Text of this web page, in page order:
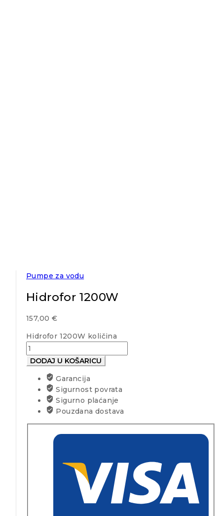
Pumpe za vodu
Hidrofor 1200W
157,00 €
Hidrofor 1200W količina
DODAJ U KOŠARICU
Garancija
Sigurnost povrata
Sigurno plaćanje
Pouzdana dostava